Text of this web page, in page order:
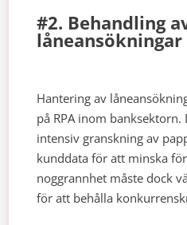
#2. Behandling
låneansökningar
Hantering av
på RPA inom banksektorn.
intensiv granskning av
kunddata för att minska
noggrannhet måste dock
för att behålla